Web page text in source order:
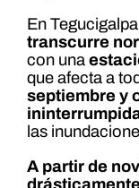
En
transcurre
con una
que afecta a
septiembre y
las
A partir de